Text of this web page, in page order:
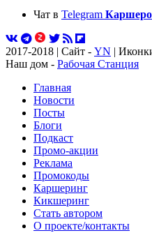
Чат в Telegram
2017-2018 | Сайт - YN |
Наш дом - Рабочая Станция
Главная
Новости
Посты
Блоги
Подкаст
Промо-акции
Реклама
Промокоды
Каршеринг
Кикшеринг
Стать автором
О проекте/контакты